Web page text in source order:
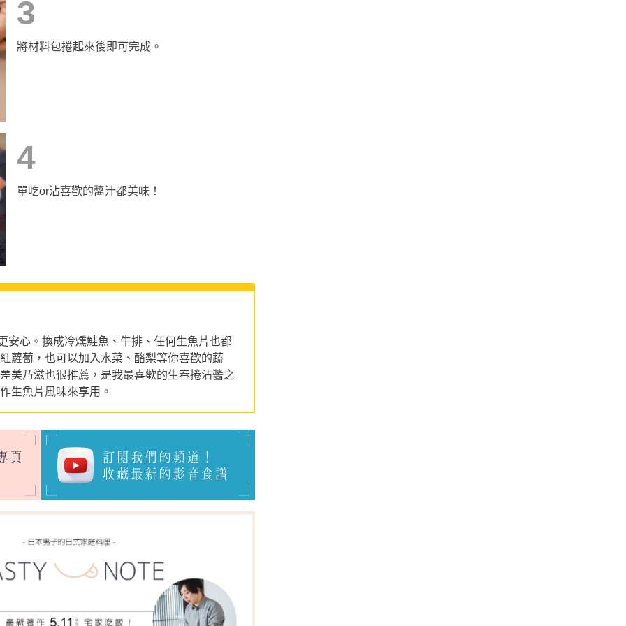
3
將材料包捲起來後即可完成。
4
單吃or沾喜歡的醬汁都美味！
安心。換成冷燻鮭魚、牛排、任何生魚片也都
蘿蔔，也可以加入水菜、酪梨等你喜歡的蔬
美乃滋也很推薦，是我最喜歡的生春捲沾醬之
生魚片風味來享用。